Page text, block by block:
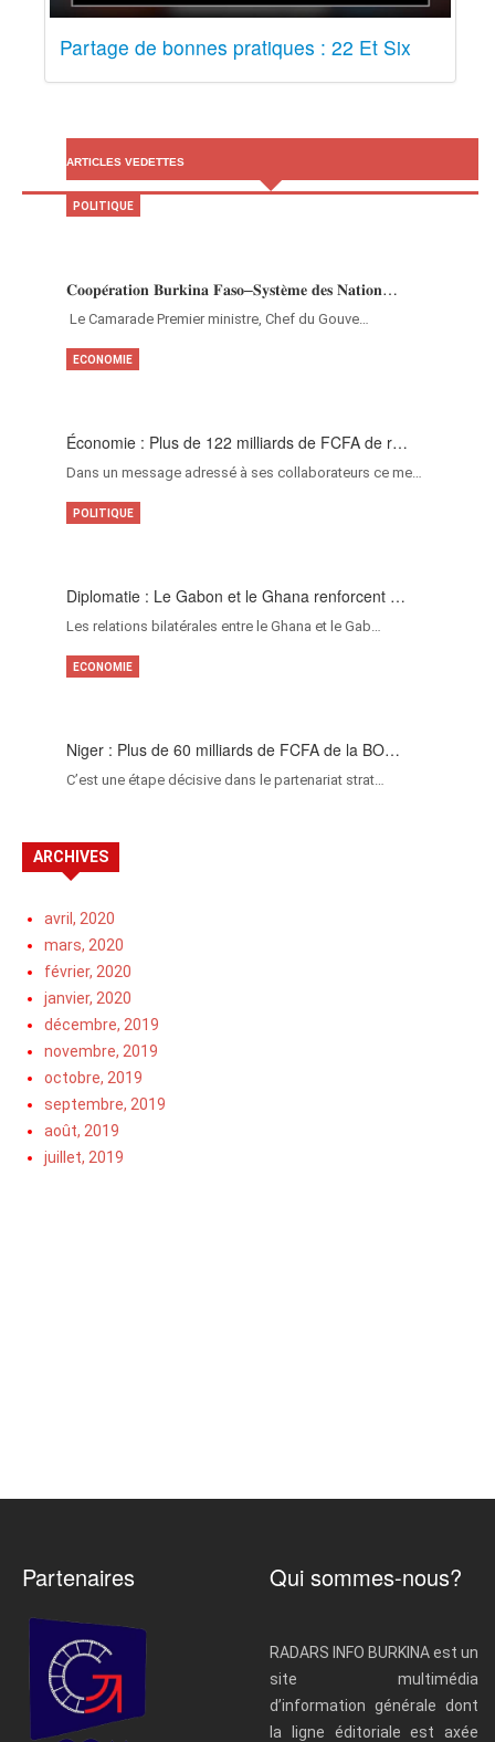
Partage de bonnes pratiques : 22 Et Six
ARTICLES VEDETTES
𝐂𝐨𝐨𝐩𝐞́𝐫𝐚𝐭𝐢𝐨𝐧 𝐁𝐮𝐫𝐤𝐢𝐧𝐚 𝐅𝐚𝐬𝐨–𝐒𝐲𝐬𝐭𝐞̀𝐦𝐞 𝐝𝐞𝐬 𝐍𝐚𝐭𝐢𝐨𝐧…
‎Le Camarade Premier ministre, Chef du Gouve…
POLITIQUE
Économie : Plus de 122 milliards de FCFA de r…
Dans un message adressé à ses collaborateurs ce me…
ECONOMIE
Diplomatie : Le Gabon et le Ghana renforcent …
Les relations bilatérales entre le Ghana et le Gab…
POLITIQUE
Niger : Plus de 60 milliards de FCFA de la BO…
C’est une étape décisive dans le partenariat strat…
ECONOMIE
ARCHIVES
avril, 2020
mars, 2020
février, 2020
janvier, 2020
décembre, 2019
novembre, 2019
octobre, 2019
septembre, 2019
août, 2019
juillet, 2019
Partenaires Qui sommes-nous?
RADARS INFO BURKINA est un
site multimédia
d’information générale dont
la ligne éditoriale est axée